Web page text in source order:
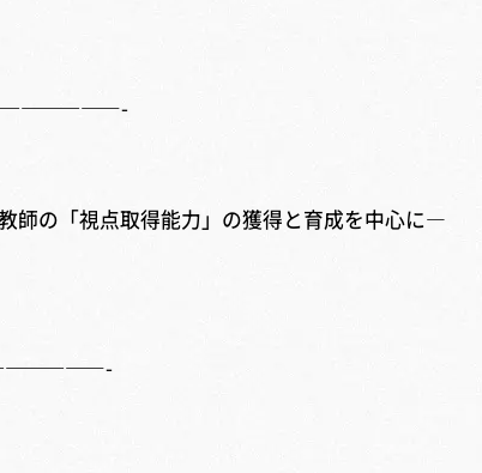
師の「視点取得能力」の獲得と育成を中心に―